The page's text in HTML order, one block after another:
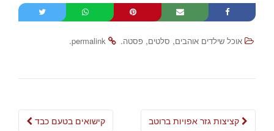
אוכל שילדים אוהבים, סלטים, פסטה.
permalink
.
Post
קישואים בטעם כבד